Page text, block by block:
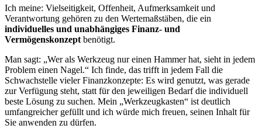
Ich meine: Vielseitigkeit, Offenheit, Aufmerksamkeit und
Verantwortung gehören zu den Wertemaßstäben, die ein
individuelles und unabhängiges Finanz- und
Vermögenskonzept benötigt.
Man sagt: „Wer als Werkzeug nur einen Hammer hat, sieht in jedem
Problem einen Nagel.“ Ich finde, das trifft in jedem Fall die
Schwachstelle vieler Finanzkonzepte: Es wird genutzt, was gerade
zur Verfügung steht, statt für den jeweiligen Bedarf die individuell
beste Lösung zu suchen. Mein „Werkzeugkasten“ ist deutlich
umfangreicher gefüllt und ich würde mich freuen, seinen Inhalt für
Sie anwenden zu dürfen.